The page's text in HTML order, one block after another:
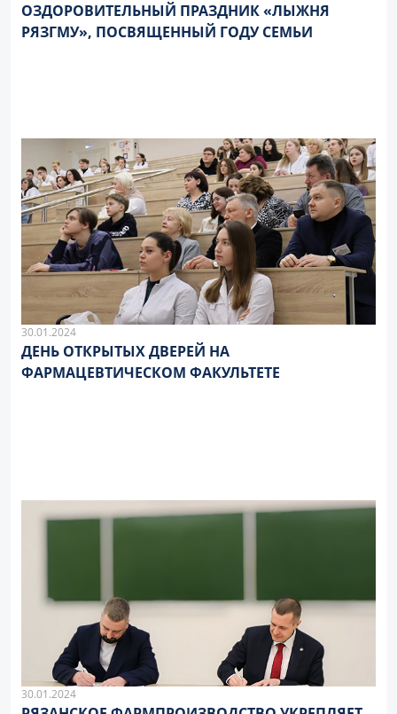
ОЗДОРОВИТЕЛЬНЫЙ ПРАЗДНИК «ЛЫЖНЯ
РЯЗГМУ», ПОСВЯЩЕННЫЙ ГОДУ СЕМЬИ
30.01.2024
ДЕНЬ ОТКРЫТЫХ ДВЕРЕЙ НА
ФАРМАЦЕВТИЧЕСКОМ ФАКУЛЬТЕТЕ
30.01.2024